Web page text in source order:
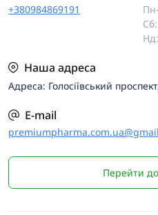
+380984869191
Наша адреса
Адреса: Голосіївський
E-mail
Перейти